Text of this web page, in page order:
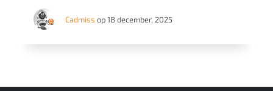
Cadmiss op 18 december, 2025